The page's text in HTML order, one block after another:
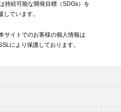
持続可能な開発目標（SDGs）を
しています。
サイトでのお客様の個人情報は
により保護しております。